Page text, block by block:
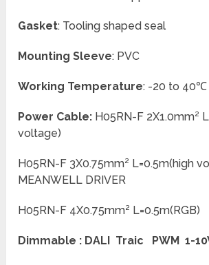
Gasket: Tooling shaped seal
Mounting Sleeve: PVC
Working Temperature: -20 to 40℃
Power Cable: H05RN-F 2X1.0mm²
voltage)
H05RN-F 3X0.75mm² L=0.5m(high
MEANWELL DRIVER
H05RN-F 4X0.75mm² L=0.5m(RGB)
Dimmable : DALI Traic PWM 1-